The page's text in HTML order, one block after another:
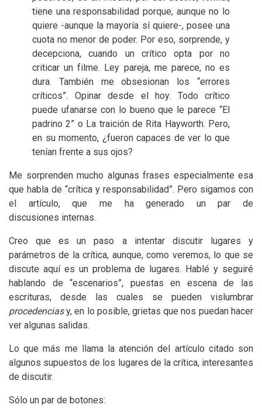
tiene una responsabilidad porque, aunque no lo
quiere -aunque la mayoría sí quiere-, posee una
cuota no menor de poder. Por eso, sorprende, y
decepciona, cuando un crítico opta por no
criticar un filme. Ley pareja, me parece, no es
dura. También me obsesionan los “errores
críticos”. Opinar desde el hoy. Todo crítico
puede ufanarse con lo bueno que le parece “El
padrino 2” o La traición de Rita Hayworth. Pero,
en su momento, ¿fueron capaces de ver lo que
tenían frente a sus ojos?
Me sorprenden mucho algunas frases especialmente esa
que habla de “crítica y responsabilidad”. Pero sigamos con
el artículo, que me ha generado un par de
discusiones internas.
Creo que es un paso a intentar discutir lugares y
parámetros de la crítica, aunque, como veremos, lo que se
discute aquí es un problema de lugares. Hablé y seguiré
hablando de “escenarios”, puestas en escena de las
escrituras, desde las cuales se pueden vislumbrar
procedenciasy, en lo posible, grietas que nos puedan hacer
ver algunas salidas.
Lo que más me llama la atención del artículo citado son
algunos supuestos de los lugares de la crítica, interesantes
de discutir.
Sólo un par de botones: